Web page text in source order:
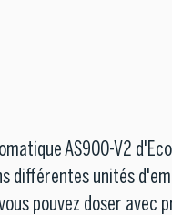
AS900-V2
différentes unités
pouvez doser avec